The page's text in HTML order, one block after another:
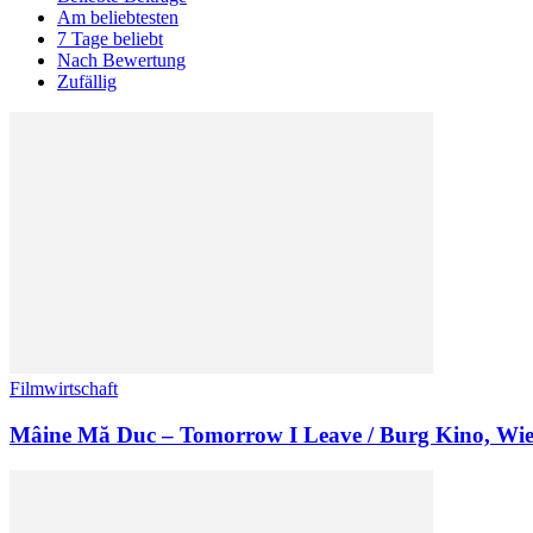
Am beliebtesten
7 Tage beliebt
Nach Bewertung
Zufällig
Filmwirtschaft
Mâine Mă Duc – Tomorrow I Leave / Burg Kino,